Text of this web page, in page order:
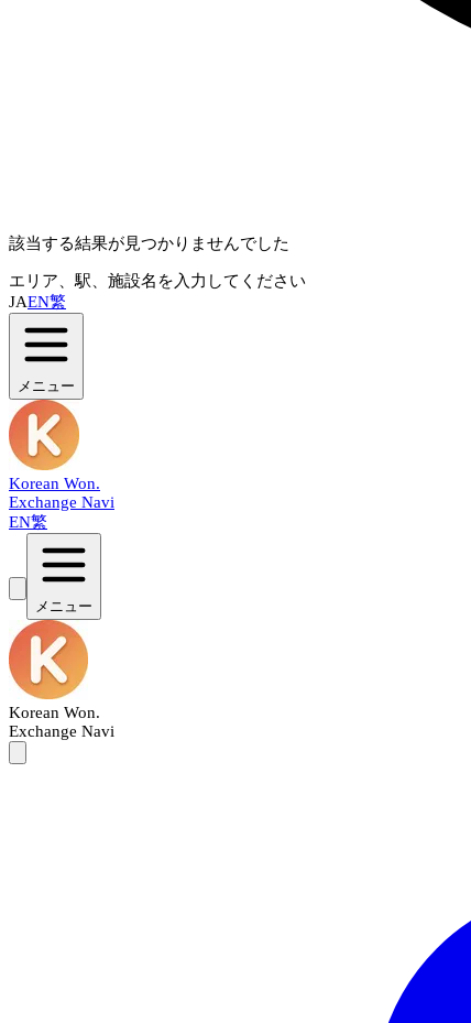
該当する結果が見つかりませんでした
エリア、駅、施設名を入力してください
JAEN繁
メニュー
Korean Won.
Exchange Navi
EN繁
メニュー
Korean Won.
Exchange Navi